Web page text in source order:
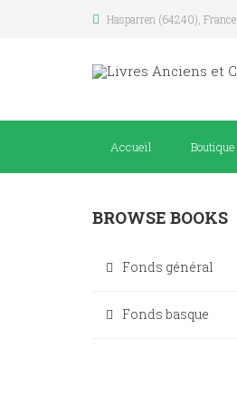
Hasparren (64240), France
Accueil Boutique
BROWSE BOOKS
Fonds général
Fonds basque